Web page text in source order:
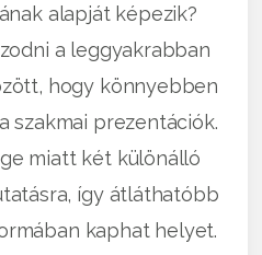
alapját képezik?
a leggyakrabban
hogy könnyebben
szakmai prezentációk.
miatt két különálló
így átláthatóbb
kaphat helyet.